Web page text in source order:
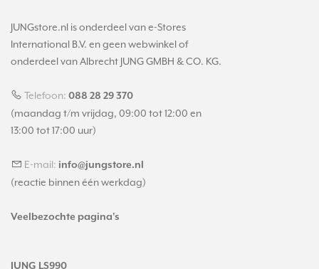
JUNGstore.nl is onderdeel van e-Stores
International B.V. en geen webwinkel of
onderdeel van Albrecht JUNG GMBH & CO. KG.
Telefoon: 088 28 29 370
(maandag t/m vrijdag, 09:00 tot 12:00 en
13:00 tot 17:00 uur)
E-mail: info@jungstore.nl
(reactie binnen één werkdag)
Veelbezochte pagina's
JUNG LS990